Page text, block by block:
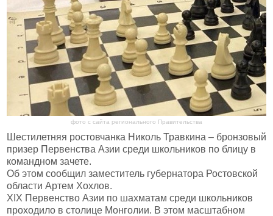
фото с сайта регионального Правительства
Шестилетняя ростовчанка Николь Травкина – бронзовый
призер Первенства Азии среди школьников по блицу в
командном зачете.
Об этом сообщил заместитель губернатора Ростовской
области Артем Хохлов.
XIX Первенство Азии по шахматам среди школьников
проходило в столице Монголии. В этом масштабном